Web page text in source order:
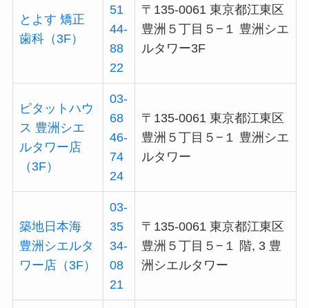
とよす 矯正
歯科（3F）
51
44-
88
22
〒135-0061 東京都江東区
豊洲５丁目５−１ 豊洲シエ
ルタワー3F
ピタットハウ
ス 豊洲シエ
ルタワー店
（3F）
03-
68
46-
74
24
〒135-0061 東京都江東区
豊洲５丁目５−１ 豊洲シエ
ルタワー
築地日本海
豊洲シエルタ
ワー店（3F）
03-
35
34-
08
21
〒135-0061 東京都江東区
豊洲５丁目５−１ 階, 3 豊
洲シエルタワー